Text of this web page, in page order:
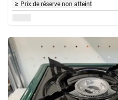
Prix de réserve non atteint